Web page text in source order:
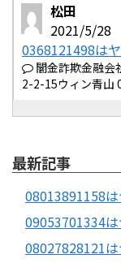
松田
2021/5/28
0368121498は
闇金詐欺金融会
2-2-15ウィン青山
最新記事
08013891158
09053701334
08027828121